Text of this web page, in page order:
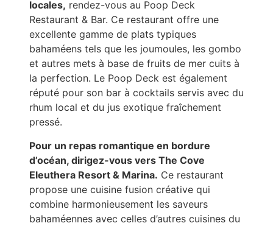
locales, rendez-vous au Poop Deck
Restaurant & Bar. Ce restaurant offre une
excellente gamme de plats typiques
bahaméens tels que les joumoules, les gombo
et autres mets à base de fruits de mer cuits à
la perfection. Le Poop Deck est également
réputé pour son bar à cocktails servis avec du
rhum local et du jus exotique fraîchement
pressé.
Pour un repas romantique en bordure
d’océan, dirigez-vous vers The Cove
Eleuthera Resort & Marina. Ce restaurant
propose une cuisine fusion créative qui
combine harmonieusement les saveurs
bahaméennes avec celles d’autres cuisines du